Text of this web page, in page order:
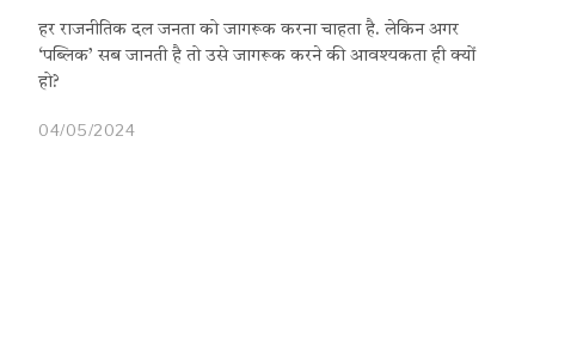
हर राजनीतिक दल जनता को जागरूक करना चाहता है. लेकिन अगर
‘पब्लिक’ सब जानती है तो उसे जागरूक करने की आवश्यकता ही क्यों
हो?
04/05/2024